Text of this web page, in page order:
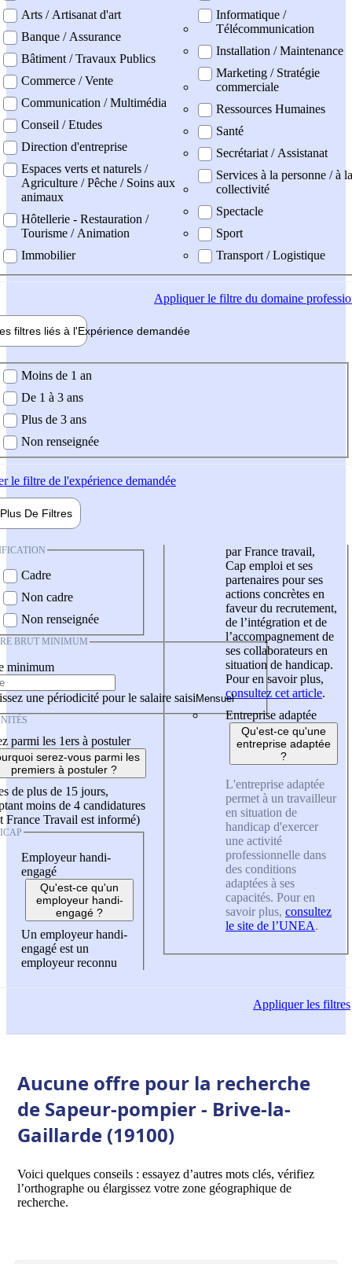
Arts / Artisanat d'art
Banque / Assurance
Bâtiment / Travaux Publics
Commerce / Vente
Communication / Multimédia
Conseil / Etudes
Direction d'entreprise
Espaces verts et naturels /
Agriculture / Pêche / Soins aux
animaux
Hôtellerie - Restauration /
Tourisme / Animation
Immobilier
Informatique /
Télécommunication
Installation / Maintenance
Marketing / Stratégie
commerciale
Ressources Humaines
Santé
Secrétariat / Assistanat
Services à la personne / à la
collectivité
Spectacle
Sport
Transport / Logistique
Appliquerle filtre du domaine
filtres liés à l'Expérience demandée
demandée
Moins de 1 an
De 1 à 3 ans
Plus de 3 ans
Non renseignée
le filtre de l'expérience demandée
Plus De Filtres
Cadre
Non cadre
Non renseignée
BRUT MINIMUM
minimum
une périodicité pour le salaire saisi
parmi les 1ers à postuler
serez-vous parmi les
premiers à postuler ?
de plus de 15 jours,
moins de 4 candidatures
France Travail est informé)
Employeur handi-
engagé
Qu'est-ce qu'un
employeur handi-
engagé ?
Un employeur handi-
engagé est un
employeur reconnu
par France travail,
Cap emploi et ses
partenaires pour ses
actions concrètes en
faveur du recrutement,
de l’intégration et de
l’accompagnement de
ses collaborateurs en
situation de handicap.
Pour en savoir plus,
consultez cet article.
Entreprise adaptée
Qu'est-ce qu'une
entreprise adaptée
?
L'entreprise adaptée
permet à un travailleur
en situation de
handicap d'exercer
une activité
professionnelle dans
des conditions
adaptées à ses
capacités. Pour en
savoir plus, consultez
le site de l’UNEA.
Appliquerles filtres
Aucune offre pour la recherche
de Sapeur-pompier - Brive-la-
Gaillarde (19100)
Voici quelques conseils : essayez d’autres mots clés, vérifiez
l’orthographe ou élargissez votre zone géographique de
recherche.